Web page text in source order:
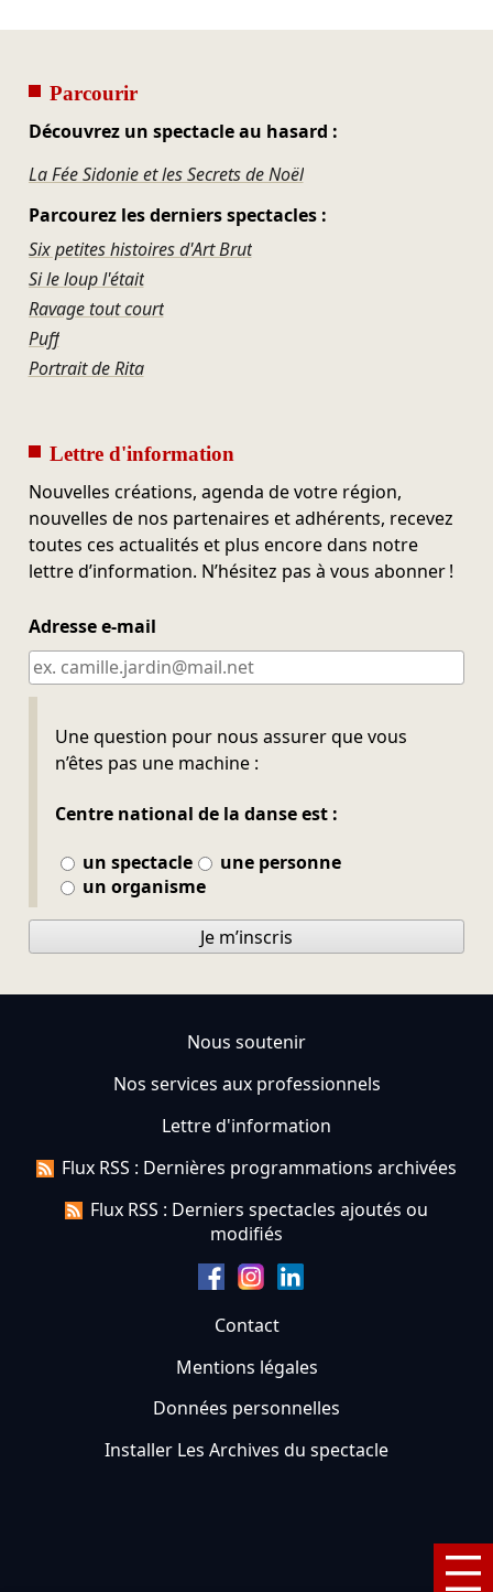
Parcourir
Découvrez un spectacle au hasard :
La Fée Sidonie et les Secrets de Noël
Parcourez les derniers spectacles :
Six petites histoires d'Art Brut
Si le loup l'était
Ravage tout court
Puff
Portrait de Rita
Lettre d'information
Nouvelles créations, agenda de votre région,
nouvelles de nos partenaires et adhérents, recevez
toutes ces actualités et plus encore dans notre
lettre d’information. N’hésitez pas à vous abonner !
Adresse e-mail
Une question pour nous assurer que vous
n’êtes pas une machine :
Centre national de la danse est :
un spectacle
une personne
un organisme
Ne pas remplir
Je m’inscris
Nous soutenir
Nos services aux professionnels
Lettre d'information
Flux RSS : Dernières programmations archivées
Flux RSS : Derniers spectacles ajoutés ou
modifiés
Contact
Mentions légales
Données personnelles
Installer Les Archives du spectacle